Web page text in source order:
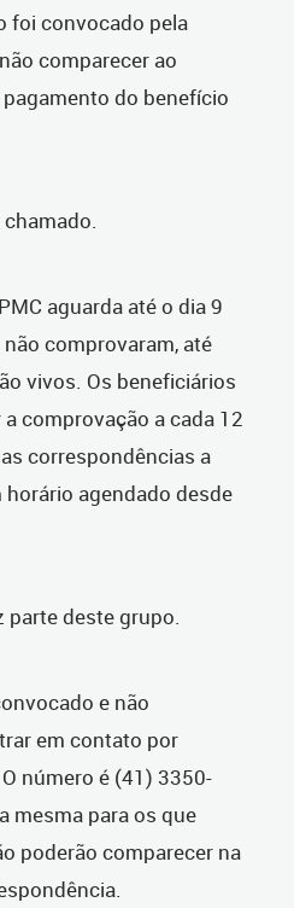
foi convocado pela
comparecer ao
do benefício
aguarda até o dia 9
comprovaram, até
vivos. Os beneficiários
comprovação a cada 12
correspondências a
agendado desde
parte deste grupo.
e não
em contato por
número é (41) 3350-
mesma para os que
poderão comparecer na